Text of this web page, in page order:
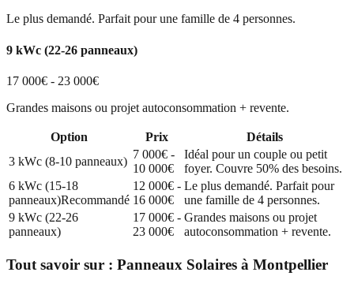
Le plus demandé. Parfait pour une famille de 4 personnes.
9 kWc (22-26 panneaux)
17 000€ - 23 000€
Grandes maisons ou projet autoconsommation + revente.
Option Prix
Détails
3 kWc (8-10 panneaux)
7 000€ -
10 000€
Idéal pour un couple ou petit
foyer. Couvre 50% des besoins.
6 kWc (15-18
panneaux)Recommandé
12 000€ -
16 000€
Le plus demandé. Parfait pour
une famille de 4 personnes.
9 kWc (22-26
panneaux)
17 000€ -
23 000€
Grandes maisons ou projet
autoconsommation + revente.
Tout savoir sur : Panneaux Solaires à Montpellier